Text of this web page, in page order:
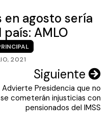
en agosto sería
AMLO
2021
Siguiente
Advierte Presidencia que no
se cometerán injusticias con
pensionados del IMSS